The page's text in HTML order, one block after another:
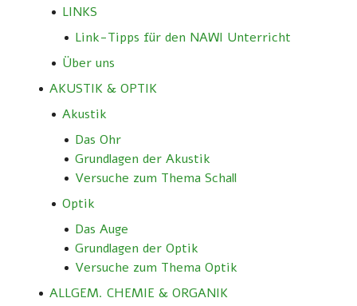
LINKS
Link-Tipps für den NAWI Unterricht
Über uns
AKUSTIK & OPTIK
Akustik
Das Ohr
Grundlagen der Akustik
Versuche zum Thema Schall
Optik
Das Auge
Grundlagen der Optik
Versuche zum Thema Optik
ALLGEM. CHEMIE & ORGANIK